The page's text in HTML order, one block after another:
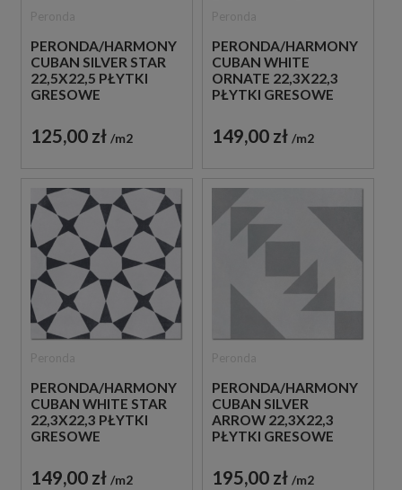
PERONDA/HARMONY
CUBAN SILVER STAR
22,5X22,5 PŁYTKI
GRESOWE
125,00 zł m2
PERONDA/HARMONY
CUBAN WHITE
ORNATE 22,3X22,3
PŁYTKI GRESOWE
149,00 zł m2
PERONDA/HARMONY
CUBAN WHITE STAR
22,3X22,3 PŁYTKI
GRESOWE
149,00 zł m2
PERONDA/HARMONY
CUBAN SILVER
ARROW 22,3X22,3
PŁYTKI GRESOWE
195,00 zł m2